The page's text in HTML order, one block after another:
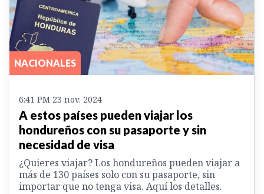
NACIONALES
6:41 PM 23 nov. 2024
A estos países pueden viajar los
hondureños con su pasaporte y sin
necesidad de visa
¿Quieres viajar? Los hondureños pueden viajar a
más de 130 países solo con su pasaporte, sin
importar que no tenga visa. Aquí los detalles.